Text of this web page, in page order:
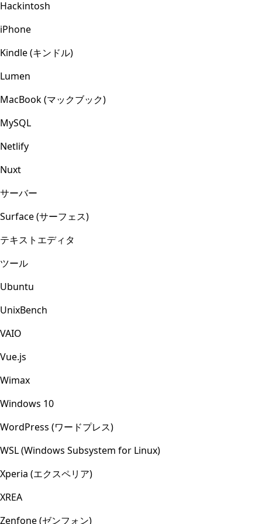
Hackintosh
iPhone
Kindle (キンドル)
Lumen
MacBook (マックブック)
MySQL
Netlify
Nuxt
サーバー
Surface (サーフェス)
テキストエディタ
ツール
Ubuntu
UnixBench
VAIO
Vue.js
Wimax
Windows 10
WordPress (ワードプレス)
WSL (Windows Subsystem for Linux)
Xperia (エクスペリア)
XREA
Zenfone (ゼンフォン)